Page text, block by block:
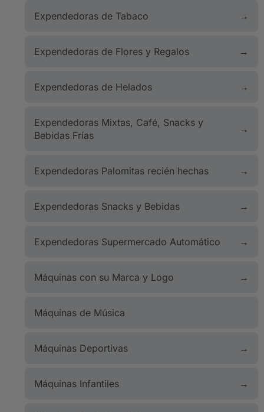
Expendedoras de Tabaco
Expendedoras de Flores y Regalos
Expendedoras de Helados
Expendedoras Mixtas, Café, Snacks y
Bebidas Frías
Expendedoras Palomitas recién hechas
Expendedoras Snacks y Bebidas
Expendedoras Supermercado Automático
Máquinas con su Marca y Logo
Máquinas de Música
Máquinas Deportivas
Máquinas Infantiles